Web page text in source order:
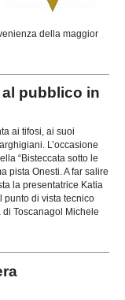
della maggior
al pubblico in
ai tifosi, ai suoi
L’occasione
“Bisteccata sotto le
pista Onesti. A far salire
la presentatrice Katia
punto di vista tecnico
Toscanagol Michele